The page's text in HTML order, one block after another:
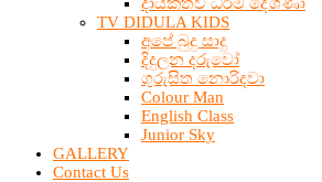
TV DIDULA KIDS
අපේ බුදු සාදු
දිදුලන දරුවෝ
ගුරුසිත නොරිදවා
Colour Man
English Class
Junior Sky
GALLERY
Contact Us